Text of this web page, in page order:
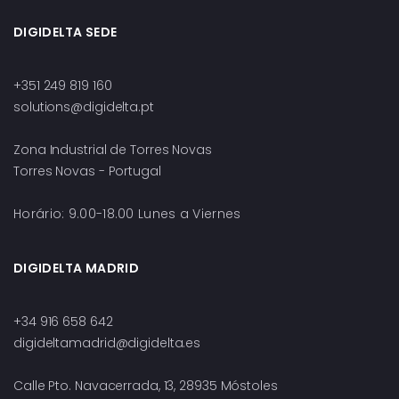
DIGIDELTA SEDE
+351 249 819 160
solutions@digidelta.pt
Zona Industrial de Torres Novas
Torres Novas - Portugal
Horário: 9.00-18.00 Lunes a Viernes
DIGIDELTA MADRID
+34 916 658 642
digideltamadrid@digidelta.es
Calle Pto. Navacerrada, 13, 28935 Móstoles